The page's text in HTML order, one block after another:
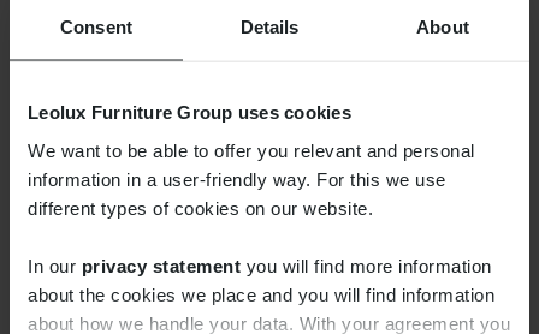
Consent Details About
Leolux Furniture Group uses cookies
We want to be able to offer you relevant and personal
information in a user-friendly way. For this we use
different types of cookies on our website.
In our privacy statement you will find more information
about the cookies we place and you will find information
about how we handle your data. With your agreement you
Formschön abgerundet
Das Anbauprogramm fordert Sie dazu heraus,
Ihrer Kreativität freien Lauf zu lassen. Typisch für
Melloo sind die runden Eckteile, mit denen Sie
Ihre persönliche und bequeme Melloo-
Lounge-Element zum Relaxen hinzu oder setzen
Sie zusätzliche Sitzteile ein, damit Sie diesen